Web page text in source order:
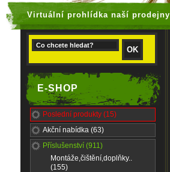
Virtuální prohlídka naší prodejny
E-SHOP
Poslední produkty (15)
Akční nabídka (63)
Příslušenství (911)
Montáže,čištění,doplňky..
(155)